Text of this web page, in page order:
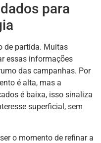
para
de partida. Muitas
essas informações
das campanhas. Por
é alta, mas a
é baixa, isso sinaliza
superficial, sem
o momento de refinar a